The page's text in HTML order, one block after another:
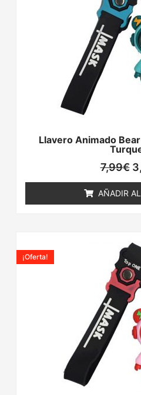
Llavero Animado
7,99€
AÑADIR
¡Oferta!